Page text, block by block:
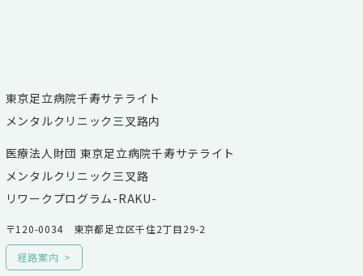
東京足立病院千寿サテライト
メンタルクリニック三叉路内
医療法人財団 東京足立病院千寿サテライト
メンタルクリニック三叉路
リワークプログラム-RAKU-
〒120-0034 東京都足立区千住2丁目29-2
経路案内